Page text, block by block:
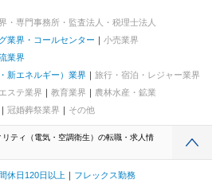
・専門事務所・監査法人・税理士法人
業界・コールセンター
小売業界
業界
新エネルギー）業界
旅行・宿泊・レジャー業界
ステ業界 教育業界
農林水産・鉱業
冠婚葬祭業界 その他
ティ（電気・空調衛生）の転職・求人情
休日120日以上
フレックス勤務